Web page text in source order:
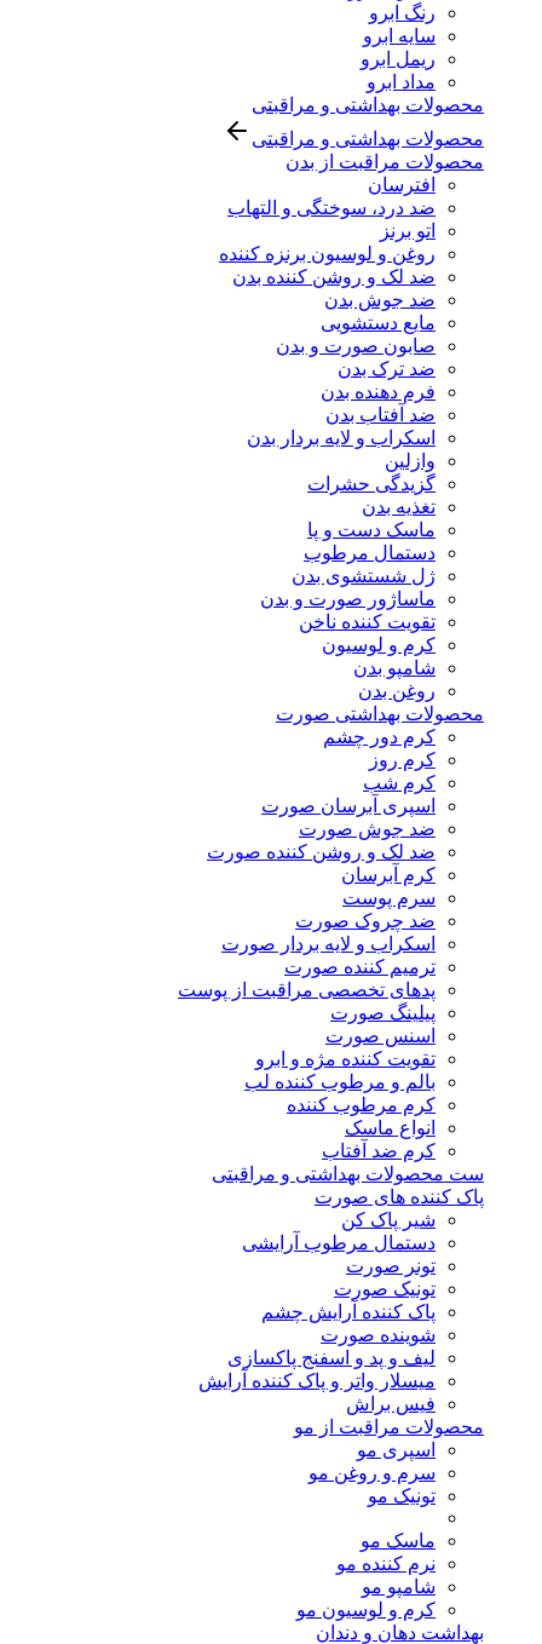
رنگ ابرو
سایه ابرو
ریمل ابرو
مداد ابرو
محصولات بهداشتی و مراقبتی
محصولات بهداشتی و مراقبتی
محصولات مراقبت از بدن
افترسان
ضد درد، سوختگی و التهاب
اتو برنز
روغن و لوسیون برنزه کننده
ضد لک و روشن کننده بدن
ضد جوش بدن
مایع دستشویی
صابون صورت و بدن
ضد ترک بدن
فرم دهنده بدن
ضد آفتاب بدن
اسکراب و لایه بردار بدن
وازلین
گزیدگی حشرات
تغذیه بدن
ماسک دست و پا
دستمال مرطوب
ژل شستشوی بدن
ماساژور صورت و بدن
تقویت کننده ناخن
کرم و لوسیون
شامپو بدن
روغن بدن
محصولات بهداشتی صورت
کرم دور چشم
کرم روز
کرم شب
اسپری آبرسان صورت
ضد جوش صورت
ضد لک و روشن کننده صورت
کرم آبرسان
سرم پوست
ضد چروک صورت
اسکراب و لایه بردار صورت
ترمیم کننده صورت
پدهای تخصصی مراقبت از پوست
پیلینگ صورت
اسنس صورت
تقویت کننده مژه و ابرو
بالم و مرطوب کننده لب
کرم مرطوب کننده
انواع ماسک
کرم ضد آفتاب
ست محصولات بهداشتی و مراقبتی
پاک کننده های صورت
شیر پاک کن
دستمال مرطوب آرایشی
تونر صورت
تونیک صورت
پاک کننده آرایش چشم
شوینده صورت
لیف و پد و اسفنج پاکسازی
میسلار واتر و پاک کننده آرایش
فیس براش
محصولات مراقبت از مو
اسپری مو
سرم و روغن مو
تونیک مو
ماسک مو
نرم کننده مو
شامپو مو
کرم و لوسیون مو
بهداشت دهان و دندان